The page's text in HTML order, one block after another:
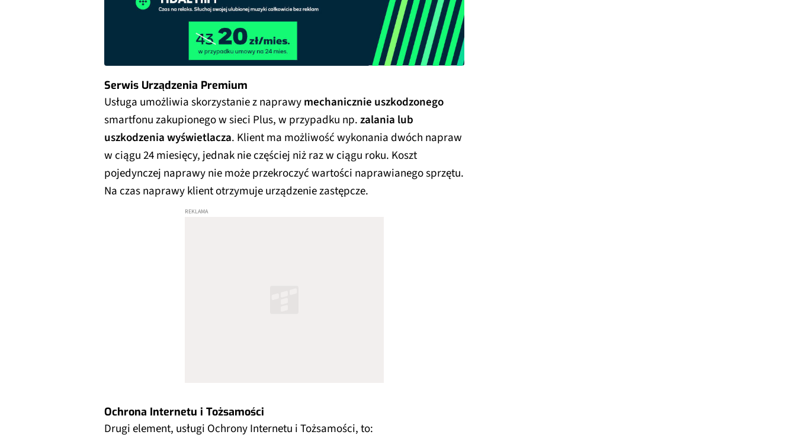
Serwis Urządzenia Premium
Usługa umożliwia skorzystanie z naprawymechanicznie uszkodzonego
smartfonu zakupionego w sieci Plus, w przypadku np.zalania lub
uszkodzenia wyświetlacza. Klient ma możliwość wykonania dwóch napraw
w ciągu 24 miesięcy, jednak nie częściej niż raz w ciągu roku. Koszt
pojedynczej naprawy nie może przekroczyć wartości naprawianego sprzętu.
Na czas naprawy klient otrzymuje urządzenie zastępcze.
Ochrona Internetu i Tożsamości
Drugi element, usługi Ochrony Internetu i Tożsamości, to: